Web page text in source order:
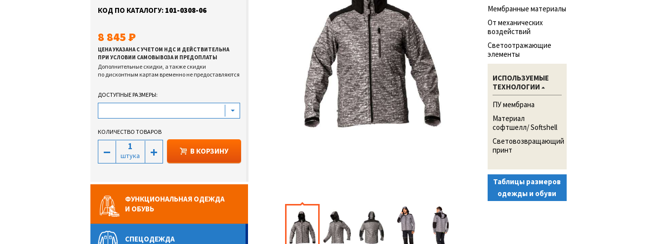
Мембранные материалы
От механических
воздействий
Светоотражающие
элементы
ИСПОЛЬЗУЕМЫЕ
ТЕХНОЛОГИИ
ПУ мембрана
Материал
софтшелл/ Softshell
Световозвращающий
принт
Таблицы размеров
одежды и обуви
КОД ПО КАТАЛОГУ: 101-0308-06
8 845
ЦЕНА УКАЗАНА С УЧЕТОМ НДС И ДЕЙСТВИТЕЛЬНА
ПРИ УСЛОВИИ САМОВЫВОЗА И ПРЕДОПЛАТЫ
Дополнительные скидки, а также скидки
по дисконтным картам временно не предоставляются
ДОСТУПНЫЕ РАЗМЕРЫ:
КОЛИЧЕСТВО ТОВАРОВ
штука В КОРЗИНУ
ФУНКЦИОНАЛЬНАЯ ОДЕЖДА
И ОБУВЬ
СПЕЦОДЕЖДА